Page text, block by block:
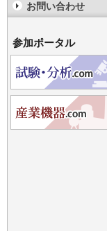
お問い合わせ
参加ポータル